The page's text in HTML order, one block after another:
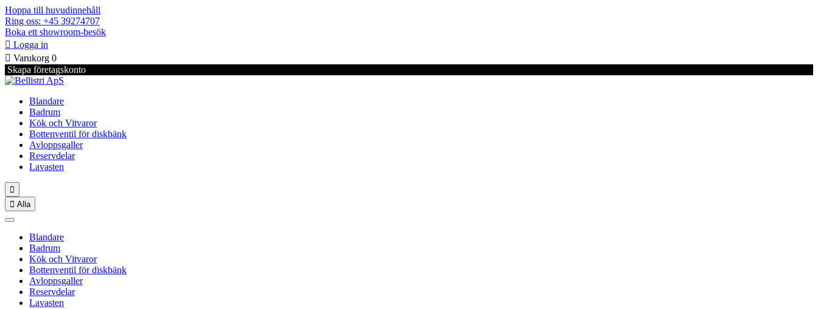
Hoppa till huvudinnehåll
Ring oss: +45 39274707
Boka ett showroom-besök
 Logga in
 Varukorg 0
Skapa företagskonto
Blandare
Badrum
Kök och Vitvaror
Bottenventil för diskbänk
Avloppsgaller
Reservdelar
Lavasten

 Alla
Blandare
Badrum
Kök och Vitvaror
Bottenventil för diskbänk
Avloppsgaller
Reservdelar
Lavasten